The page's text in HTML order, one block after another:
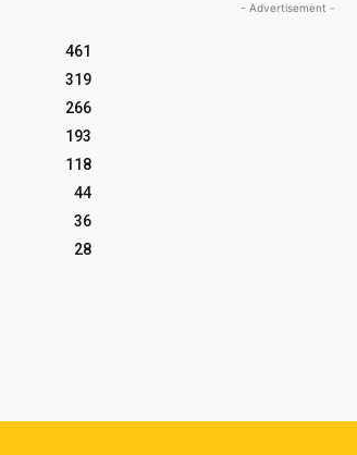
461
319
266
193
118
44
36
28
- Advertisement -